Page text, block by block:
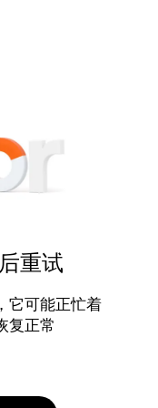
重试
它可能正忙着
复正常